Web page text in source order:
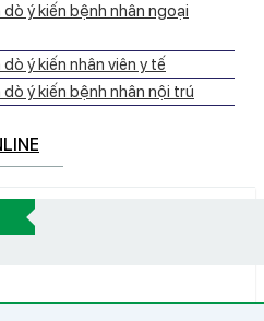
ý kiến bệnh nhân ngoại
ý kiến nhân viên y tế
ý kiến bệnh nhân nội trú